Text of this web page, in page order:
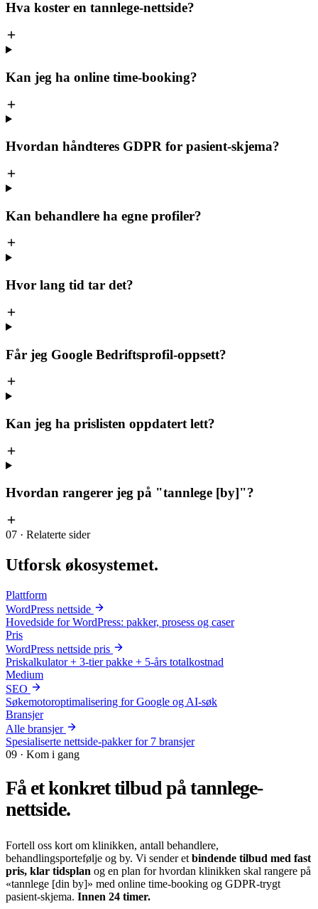
Hva koster en tannlege-nettside?
Kan jeg ha online time-booking?
Hvordan håndteres GDPR for pasient-skjema?
Kan behandlere ha egne profiler?
Hvor lang tid tar det?
Får jeg Google Bedriftsprofil-oppsett?
Kan jeg ha prislisten oppdatert lett?
Hvordan rangerer jeg på "tannlege [by]"?
07 · Relaterte sider
Utforsk økosystemet.
Plattform
WordPress nettside
Hovedside for WordPress: pakker, prosess og caser
Pris
WordPress nettside pris
Priskalkulator + 3-tier pakke + 5-års totalkostnad
Medium
SEO
Søkemotoroptimalisering for Google og AI-søk
Bransjer
Alle bransjer
Spesialiserte nettside-pakker for 7 bransjer
09 · Kom i gang
Få et konkret tilbud påtannlege-
nettside.
Fortell oss kort om klinikken, antall behandlere,
behandlingsportefølje og by. Vi sender et bindende tilbud med fast
pris, klar tidsplan og en plan for hvordan klinikken skal rangere på
«tannlege [din by]» med online time-booking og GDPR-trygt
pasient-skjema. Innen 24 timer.